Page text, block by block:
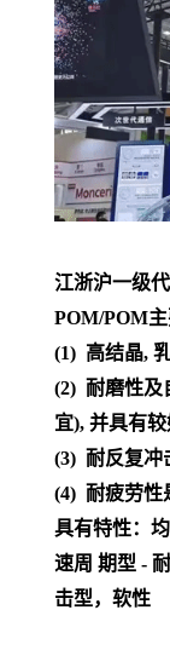
江浙沪一级
POM/POM
(1) 高结晶,
(2) 耐磨性及
宜), 并具有
(3) 耐反复冲
(4) 耐疲劳性
具有特性：
速周 期型 -
击型，软性